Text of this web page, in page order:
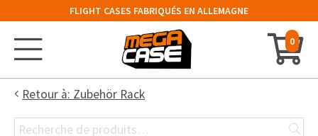
FLIGHT CASES FABRIQUÉS EN ALLEMAGNE
0
Accueil
Configurateur
Retour à: Zubehör Rack
Recherche